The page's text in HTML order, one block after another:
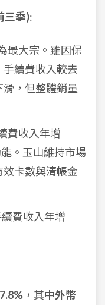
三季):
最大宗。雖因保
續費收入較去
，但整體銷量
費收入年增
。玉山維持市場
卡數與清帳金
續費收入年增
7.8% ，其中外幣